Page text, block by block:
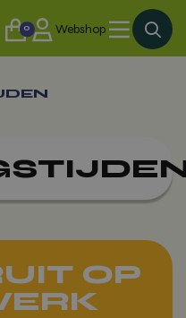
0 Webshop
OP